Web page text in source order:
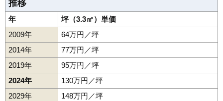
推移
年
坪（3.3㎡）単価
2009年
64万円／坪
2014年
77万円／坪
2019年
95万円／坪
2024年
130万円／坪
2029年
148万円／坪